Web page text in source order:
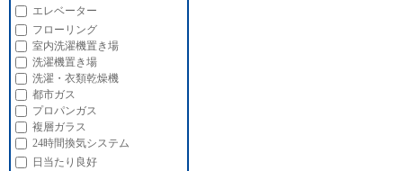
エレベーター
フローリング
室内洗濯機置き場
洗濯機置き場
洗濯・衣類乾燥機
都市ガス
プロパンガス
複層ガラス
24時間換気システム
日当たり良好